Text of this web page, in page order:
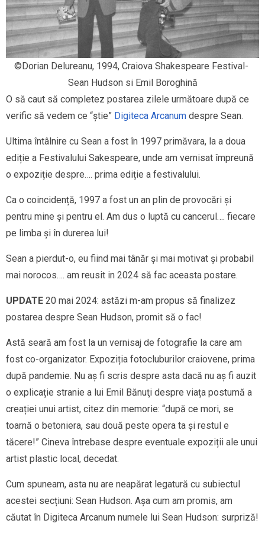
©Dorian Delureanu, 1994, Craiova Shakespeare Festival-
Sean Hudson si Emil Boroghină
O să caut să completez postarea zilele următoare după ce
verific să vedem ce “știe” Digiteca Arcanum despre Sean.
Ultima întâlnire cu Sean a fost în 1997 primăvara, la a doua
ediție a Festivalului Sakespeare, unde am vernisat împreună
o expoziție despre…. prima ediție a festivalului.
Ca o coincidență, 1997 a fost un an plin de provocări și
pentru mine și pentru el. Am dus o luptă cu cancerul…. fiecare
pe limba și în durerea lui!
Sean a pierdut-o, eu fiind mai tânăr și mai motivat și probabil
mai norocos…. am reusit in 2024 să fac aceasta postare.
UPDATE 20 mai 2024: astăzi m-am propus să finalizez
postarea despre Sean Hudson, promit să o fac!
Astă seară am fost la un vernisaj de fotografie la care am
fost co-organizator. Expoziția fotocluburilor craiovene, prima
după pandemie. Nu aș fi scris despre asta dacă nu aș fi auzit
o explicație stranie a lui Emil Bănuţi despre viața postumă a
creației unui artist, citez din memorie: “după ce mori, se
toarnă o betoniera, sau două peste opera ta și restul e
tăcere!” Cineva întrebase despre eventuale expoziții ale unui
artist plastic local, decedat.
Cum spuneam, asta nu are neapărat legatură cu subiectul
acestei secțiuni: Sean Hudson. Așa cum am promis, am
căutat în Digiteca Arcanum numele lui Sean Hudson: surpriză!